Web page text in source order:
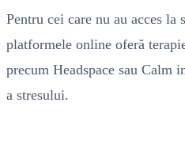
Pentru cei care nu au acces
platformele online oferă
precum Headspace sau Calm
a stresului.